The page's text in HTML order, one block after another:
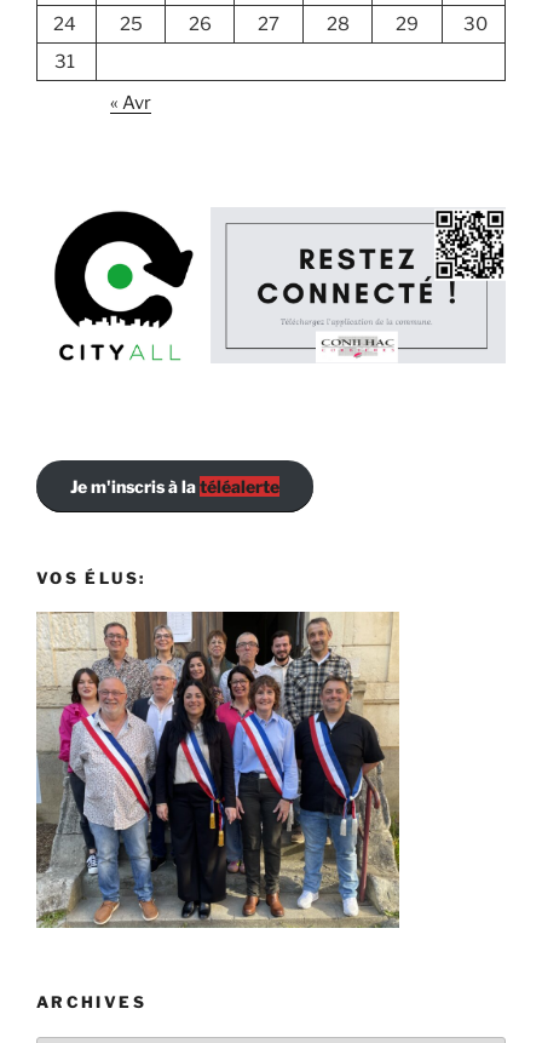
24
25 26 27 28 29
30
31
« Avr
Je m'inscris à latéléalerte
VOS ÉLUS:
ARCHIVES